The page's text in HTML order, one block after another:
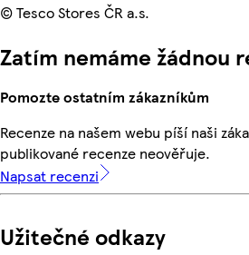
© Tesco Stores ČR a.s.
Zatím nemáme žádnou
Pomozte ostatním zákazníkům
Recenze na našem webu píší naši
publikované recenze neověřuje.
Napsat recenzi
Užitečné odkazy